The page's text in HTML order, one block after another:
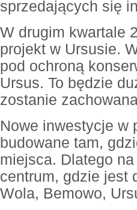
sprzedających się
W drugim kwartale
projekt w Ursusie.
pod ochroną
Ursus. To będzie
zostanie
Nowe inwestycje w
budowane tam,
miejsca. Dlatego
centrum, gdzie jest
Wola, Bemowo,